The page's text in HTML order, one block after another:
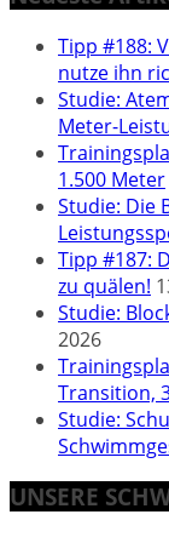
Tipp #188:
nutze ihn
Studie:
Meter-
1.500 Meter
Studie: Die
Tipp #187:
zu quälen!
Studie:
2026
Transition,
Studie:
UNSERE